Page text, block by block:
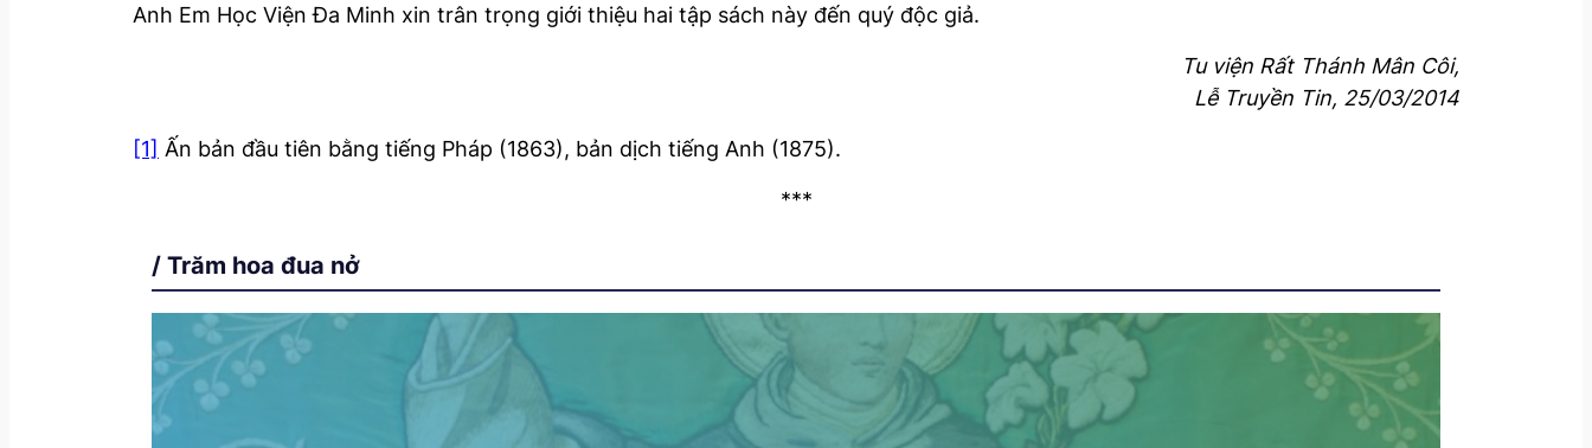
Anh Em Học Viện Đa Minh xin trân trọng giới thiệu hai tập sách này đến quý độc giả.
Tu viện Rất Thánh Mân Côi,
Lễ Truyền Tin, 25/03/2014
[1] Ấn bản đầu tiên bằng tiếng Pháp (1863), bản dịch tiếng Anh (1875).
***
/ Trăm hoa đua nở